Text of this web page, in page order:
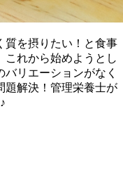
質を摂りたい！と食事
これから始めようとし
リエーションがなく
題解決！管理栄養士が